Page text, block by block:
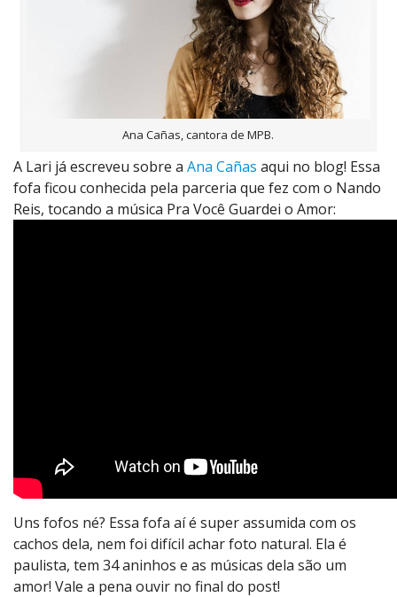
Ana Cañas, cantora de MPB.
A Lari já escreveu sobre a Ana Cañas aqui no blog! Essa
fofa ficou conhecida pela parceria que fez com o Nando
Reis, tocando a música Pra Você Guardei o Amor:
Uns fofos né? Essa fofa aí é super assumida com os
cachos dela, nem foi difícil achar foto natural. Ela é
paulista, tem 34 aninhos e as músicas dela são um
amor! Vale a pena ouvir no final do post!